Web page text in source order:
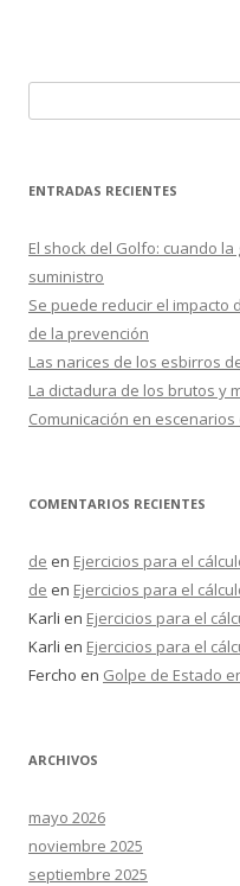
k r
u
c
r
ENTRADAS RECIENTES
El shock del Golfo: cuando
suministro
Se puede reducir el impacto
de la prevención
Las narices de los esbirros
La dictadura de los brutos y
Comunicación en
COMENTARIOS RECIENTES
de en Ejercicios para el
de en Ejercicios para el
Karli en Ejercicios para el
Karli en Ejercicios para el
Fercho en Golpe de Estado
ARCHIVOS
mayo 2026
noviembre 2025
septiembre 2025